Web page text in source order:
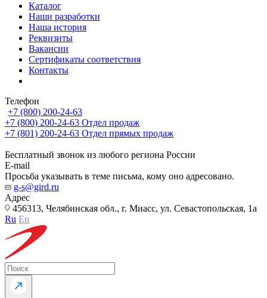
Каталог
Наши разработки
Наша история
Реквизиты
Вакансии
Сертификаты соответствия
Контакты
Телефон
+7 (800) 200-24-63
+7 (800) 200-24-63 Отдел продаж
+7 (801) 200-24-63 Отдел прямых продаж
Бесплатный звонок из любого региона России
E-mail
Просьба указывать в теме письма, кому оно адресовано.
g-s@gird.ru
Адрес
456313, Челябинская обл., г. Миасс, ул. Севастопольская, 1а
Ru En